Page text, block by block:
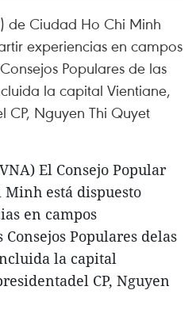
de Ciudad Ho Chi Minh
experiencias en campos
Populares de las
la capital Vientiane,
Nguyen Thi Quyet
El Consejo Popular
Minh está dispuesto
en campos
Populares delas
la capital
CP, Nguyen